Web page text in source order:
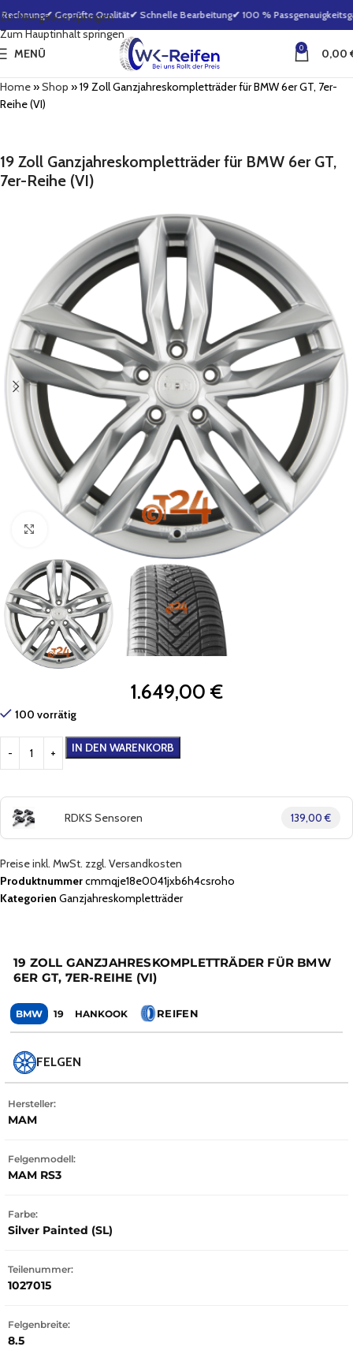
Zur Navigation springen
Zum Hauptinhalt springen
✔ Geprüfte Qualität✔ Schnelle Bearbeitung✔ 100 %
MENÜ 0 0,00
Home»Shop »19 Zoll Ganzjahreskompletträder für BMW 6er GT, 7er-
Reihe (VI)
19 Zoll Ganzjahreskompletträder für BMW 6er GT,
7er-Reihe (VI)
Zum Vergrößern klicken
1.649,00 €
100 vorrätig
IN DEN WARENKORB
RDKS Sensoren 139,00 €
Preise inkl. MwSt. zzgl. Versandkosten
Produktnummercmmqje18e0041jxb6h4csroho
Kategorien Ganzjahreskompletträder
19 ZOLL GANZJAHRESKOMPLETTRÄDER FÜR BMW
6ER GT, 7ER-REIHE (VI)
BMW 19 HANKOOK REIFEN
FELGEN
Hersteller:
MAM
Felgenmodell:
MAM RS3
Farbe:
Silver Painted (SL)
Teilenummer:
1027015
Felgenbreite:
8.5